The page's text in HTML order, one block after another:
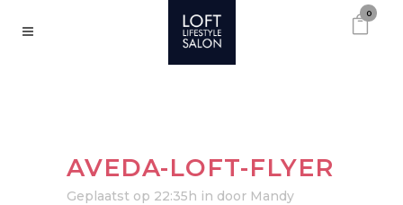
0
AVEDA-LOFT-FLYER
Geplaatst op 22:35h in door Mandy